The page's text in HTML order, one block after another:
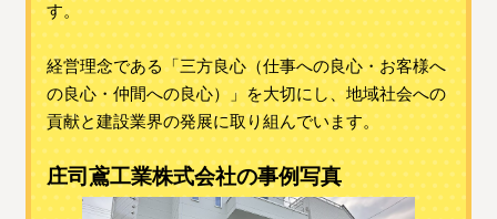
す。
経営理念である「三方良心（仕事への良心・お客様へ
の良心・仲間への良心）」を大切にし、地域社会への
貢献と建設業界の発展に取り組んでいます。
庄司鳶工業株式会社の事例写真